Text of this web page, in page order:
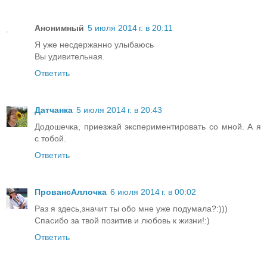
Анонимный 5 июля 2014 г. в 20:11
Я уже несдержанно улыбаюсь
Вы удивительная.
Ответить
Датчанка 5 июля 2014 г. в 20:43
Додошечка, приезжай экспериментировать со мной. А я
с тобой.
Ответить
ПровансАллочка 6 июля 2014 г. в 00:02
Раз я здесь,значит ты обо мне уже подумала?:)))
Спасибо за твой позитив и любовь к жизни!:)
Ответить